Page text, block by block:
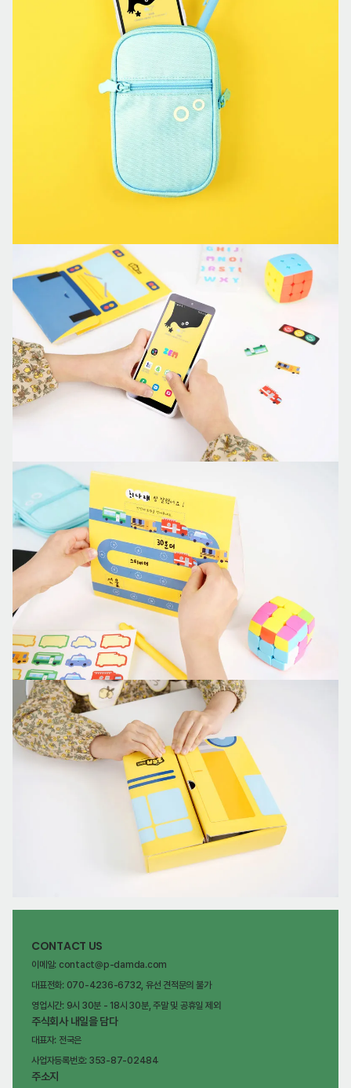
CONTACT US
이메일: contact@p-damda.com
대표전화: 070-4236-6732, 유선 견적문의 불가
영업시간: 9시 30분 - 18시 30분, 주말 및 공휴일 제외
주식회사 내일을 담다
대표자: 전국은
사업자등록번호: 353-87-02484
주소지